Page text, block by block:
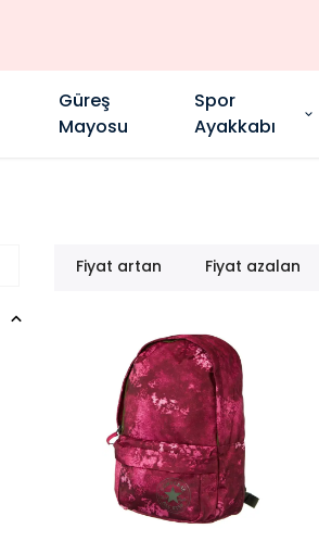
Güreş
Mayosu
Spor
Ayakkabı
Fiyat artan Fiyat azalan